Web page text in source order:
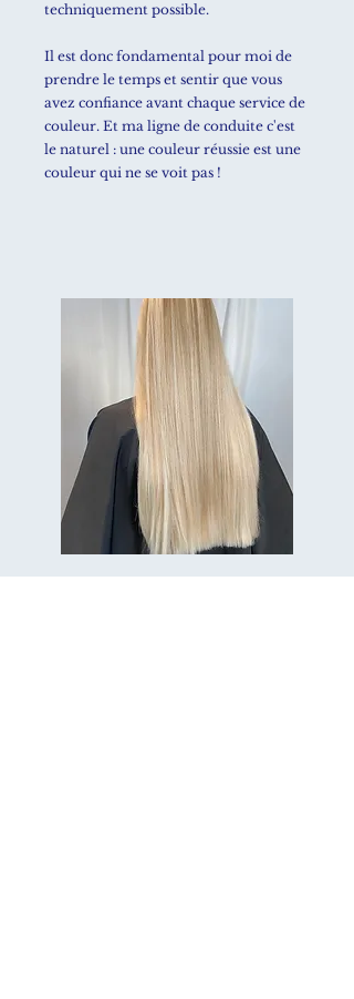
techniquement possible.
Il est donc fondamental pour moi de
prendre le temps et sentir que vous
avez confiance avant chaque service de
couleur. Et ma ligne de conduite c'est
le naturel : une couleur réussie est une
couleur qui ne se voit pas !